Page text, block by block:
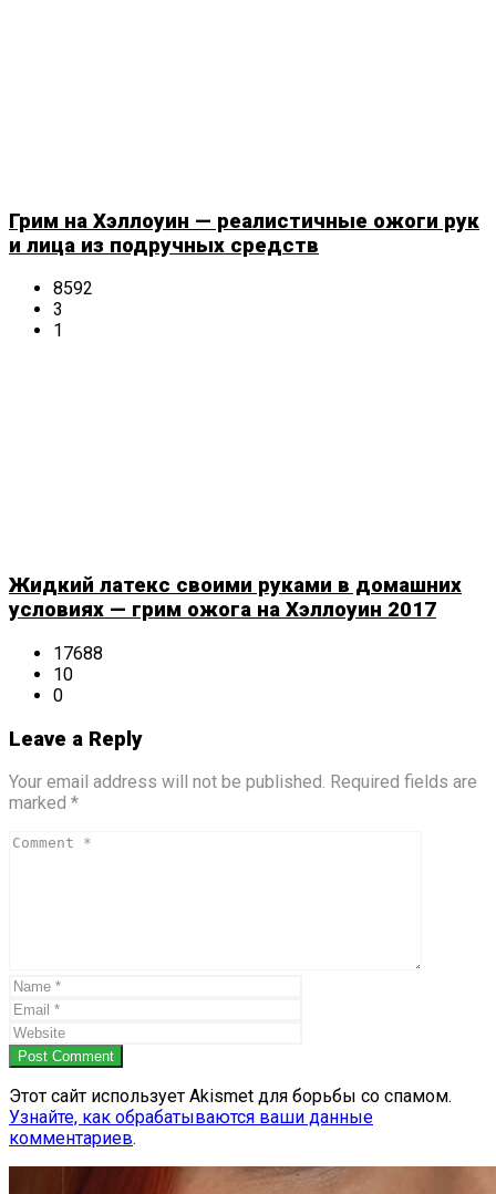
Грим на Хэллоуин — реалистичные ожоги рук
и лица из подручных средств
8592
3
1
Жидкий латекс своими руками в домашних
условиях — грим ожога на Хэллоуин 2017
17688
10
0
Leave a Reply
Your email address will not be published. Required fields are
marked *
Post Comment
Этот сайт использует Akismet для борьбы со спамом.
Узнайте, как обрабатываются ваши данные
комментариев.